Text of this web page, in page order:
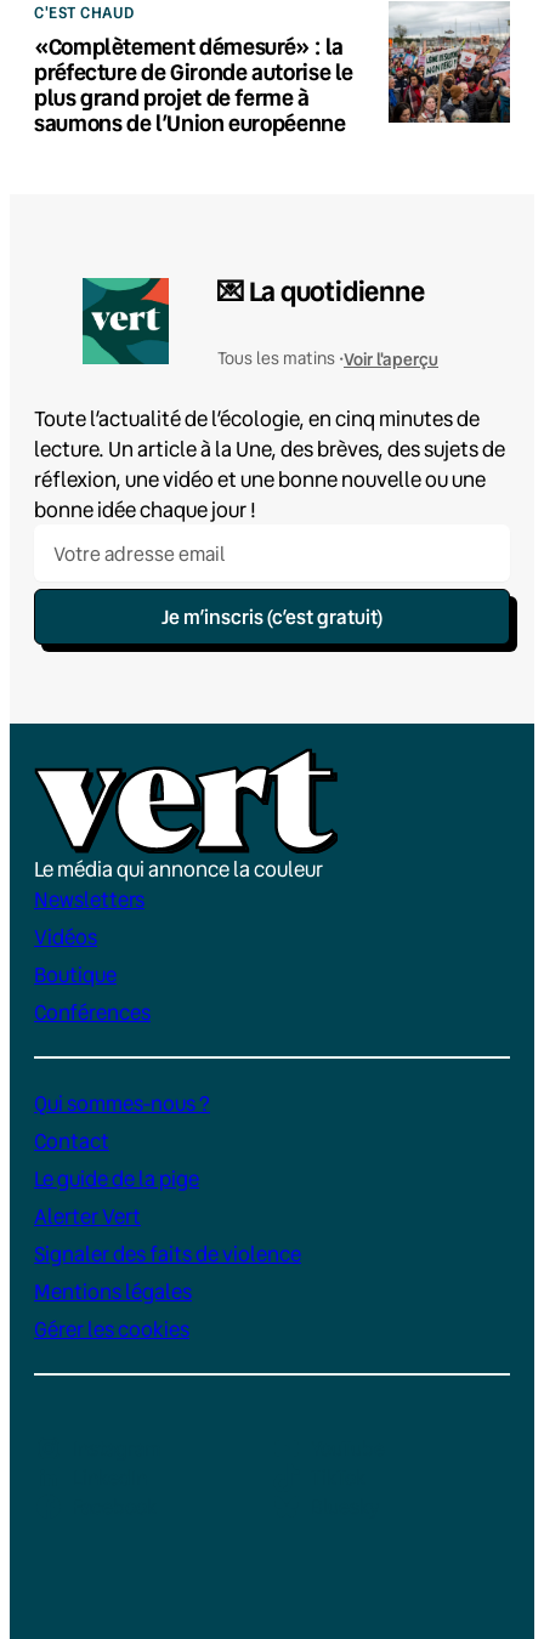
C'EST CHAUD
«Complètement démesuré» : la
préfecture de Gironde autorise le
plus grand projet de ferme à
saumons de l’Union européenne
💌 La quotidienne
Tous les matins •Voir l'aperçu
Toute l’actualité de l’écologie, en cinq minutes de
lecture. Un article à la Une, des brèves, des sujets de
réflexion, une vidéo et une bonne nouvelle ou une
bonne idée chaque jour !
Je m’inscris (c’est gratuit)
Le média qui annonce la couleur
Newsletters
Vidéos
Boutique
Conférences
Qui sommes-nous ?
Contact
Le guide de la pige
Alerter Vert
Signaler des faits de violence
Mentions légales
Gérer les cookies